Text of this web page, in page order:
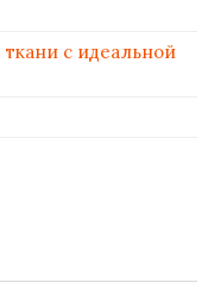
с идеальной